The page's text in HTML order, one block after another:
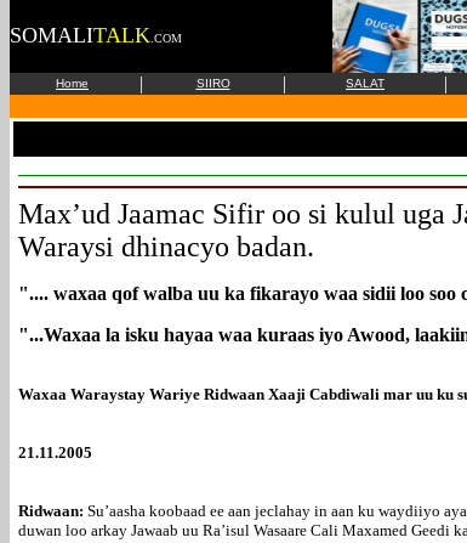
SOMALITALK .COM
Home | SIIRO | SALAT |
Max’ud Jaamac Sifir oo si kulul uga
Waraysi dhinacyo badan.
".... waxaa qof walba uu ka fikarayo waa sidii loo
"...Waxaa la isku hayaa waa kuraas iyo Awood,
Waxaa Waraystay Wariye Ridwaan Xaaji Cabdiwali mar uu ku
21.11.2005
Ridwaan: Su’aasha koobaad ee aan jeclahay in aan ku waydiiyo
duwan loo arkay Jawaab uu Ra’isul Wasaare Cali Maxamed